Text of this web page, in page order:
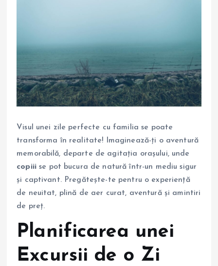
Visul unei zile perfecte cu familia se poate
transforma în realitate! Imaginează-ți o aventură
memorabilă, departe de agitația orașului, unde
copiiise pot bucura de natură într-un mediu sigur
și captivant. Pregătește-te pentru o experiență
de neuitat, plină de aer curat, aventură și amintiri
de preț.
Planificarea unei
Excursii de o Zi